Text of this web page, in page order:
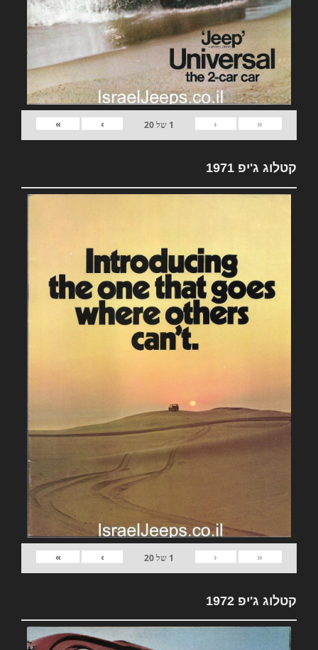
«
‹
1 של20
›
»
קטלוג ג'יפ 1971
«
‹
1 של20
›
»
קטלוג ג'יפ 1972